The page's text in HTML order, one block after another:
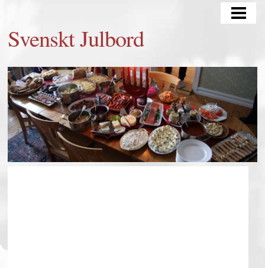
TYPISK SVENSK JULMAT
CATERING
BLOGG
JULGRAN
Svenskt Julbord